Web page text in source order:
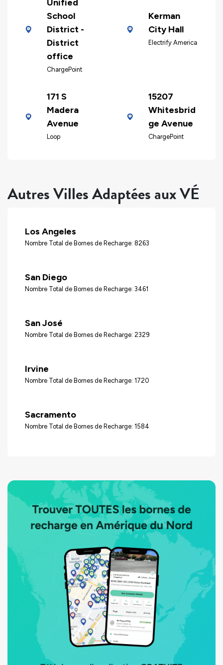
Unified
School
District -
District
office
ChargePoint
Kerman
City Hall
Electrify America
171 S
Madera
Avenue
Loop
15207
Whitesbrid
ge Avenue
ChargePoint
Autres Villes Adaptées aux VÉ
Los Angeles
Nombre Total de Bornes de Recharge: 8263
San Diego
Nombre Total de Bornes de Recharge: 3461
San José
Nombre Total de Bornes de Recharge: 2329
Irvine
Nombre Total de Bornes de Recharge: 1720
Sacramento
Nombre Total de Bornes de Recharge: 1584